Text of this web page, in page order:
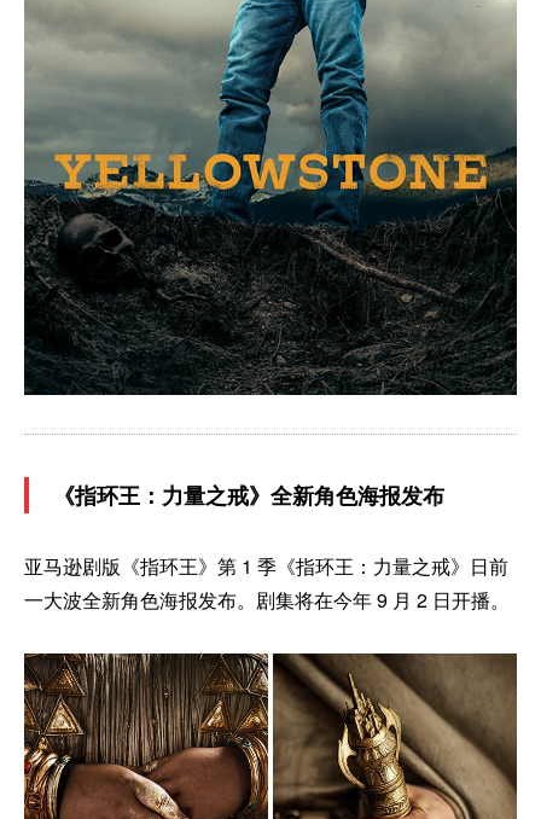
《指环王：力量之戒》全新角色海报发布
亚马逊剧版《指环王》第 1 季《指环王：力量之戒》日前
一大波全新角色海报发布。剧集将在今年 9 月 2 日开播。